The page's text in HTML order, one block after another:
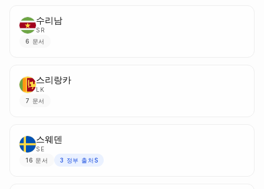
수리남
SR
6 문서
스리랑카
LK
7 문서
스웨덴
SE
16 문서 3 정부 출처S